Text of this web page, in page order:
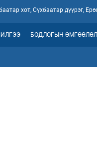
хот, Сүхбаатар дүүрэг,
БОДЛОГЫН ӨМГӨӨЛӨЛ